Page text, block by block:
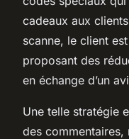
cadeaux aux
scanne, le client
proposant des
en échange d’un
Une telle stratégie
des commentaires,